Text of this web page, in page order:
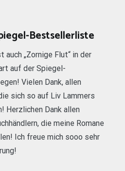
Bestsellerliste
auch „Zornige Flut“ in der
auf der Spiegel-
Vielen Dank, allen
sich so auf Liv Lammers
Herzlichen Dank allen
die meine Romane
Ich freue mich sooo sehr